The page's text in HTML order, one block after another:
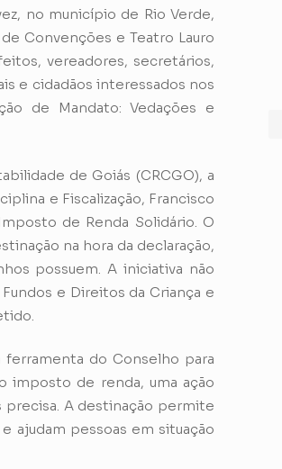
no município de Rio Verde,
Convenções e Teatro Lauro
vereadores, secretários,
e cidadãos interessados nos
de Mandato: Vedações e
de Goiás (CRCGO), a
e Fiscalização, Francisco
de Renda Solidário. O
na hora da declaração,
possuem. A iniciativa não
e Direitos da Criança e
do Conselho para
imposto de renda, uma ação
precisa. A destinação permite
ajudam pessoas em situação